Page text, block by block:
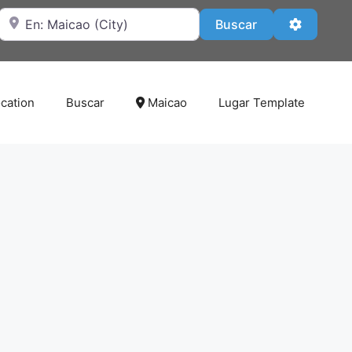
de BuscarBuscar
Buscar Maicao Lugar Template